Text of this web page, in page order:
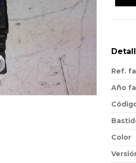
Ref.
Año
Color